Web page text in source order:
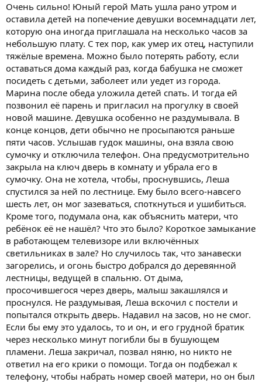
Очень сильно! Юный герой Мать ушла рано утром и
оставила детей на попечение девушки восемнадцати лет,
которую она иногда приглашала на несколько часов за
небольшую плату. С тех пор, как умер их отец, наступили
тяжёлые времена. Можно было потерять работу, если
оставаться дома каждый раз, когда бабушка не сможет
посидеть с детьми, заболеет или уедет из города.
Марина после обеда уложила детей спать. И тогда ей
позвонил её парень и пригласил на прогулку в своей
новой машине. Девушка особенно не раздумывала. В
конце концов, дети обычно не просыпаются раньше
пяти часов. Услышав гудок машины, она взяла свою
сумочку и отключила телефон. Она предусмотрительно
закрыла на ключ дверь в комнату и убрала его в
сумочку. Она не хотела, чтобы, проснувшись, Леша
спустился за ней по лестнице. Ему было всего-навсего
шесть лет, он мог зазеваться, споткнуться и ушибиться.
Кроме того, подумала она, как объяснить матери, что
ребёнок её не нашёл? Что это было? Короткое замыкание
в работающем телевизоре или включённых
светильниках в зале? Но случилось так, что занавески
загорелись, и огонь быстро добрался до деревянной
лестницы, ведущей в спальню. От дыма,
просочившегося через дверь, малыш закашлялся и
проснулся. Не раздумывая, Леша вскочил с постели и
попытался открыть дверь. Надавил на засов, но не смог.
Если бы ему это удалось, то и он, и его грудной братик
через несколько минут погибли бы в бушующем
пламени. Леша закричал, позвал няню, но никто не
ответил на его крики о помощи. Тогда он подбежал к
телефону, чтобы набрать номер своей матери, но он был